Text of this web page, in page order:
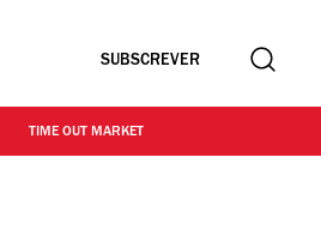
SUBSCREVER
TIME OUT MARKET